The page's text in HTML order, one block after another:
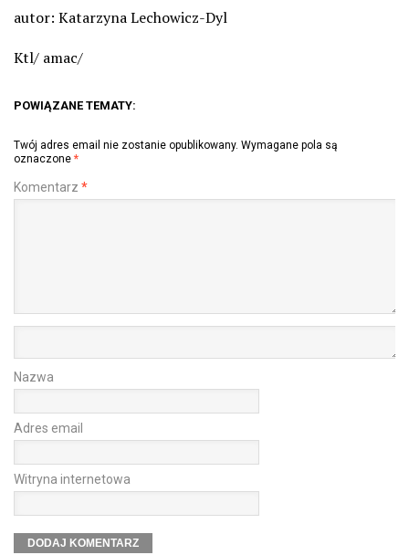
autor: Katarzyna Lechowicz-Dyl
Ktl/ amac/
POWIĄZANE TEMATY:
Twój adres email nie zostanie opublikowany. Wymagane pola są
oznaczone *
Komentarz *
Nazwa
Adres email
Witryna internetowa